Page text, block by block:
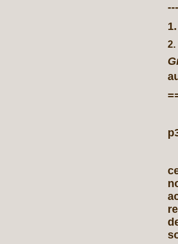
2.